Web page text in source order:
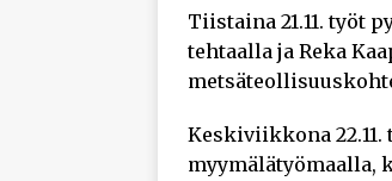
Tiistaina 21.11. työt
tehtaalla ja Reka
Keskiviikkona
myymälätyömaalla,